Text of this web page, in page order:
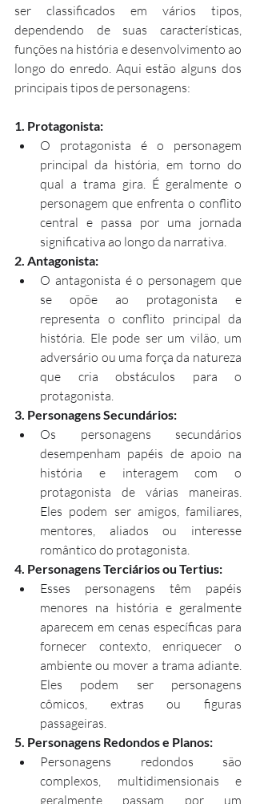
ser classificados em vários tipos,
dependendo de suas características,
funções na história e desenvolvimento ao
longo do enredo. Aqui estão alguns dos
principais tipos de personagens:
1. Protagonista:
O protagonista é o personagem
principal da história, em torno do
qual a trama gira. É geralmente o
personagem que enfrenta o conflito
central e passa por uma jornada
significativa ao longo da narrativa.
2. Antagonista:
O antagonista é o personagem que
se opõe ao protagonista e
representa o conflito principal da
história. Ele pode ser um vilão, um
adversário ou uma força da natureza
que cria obstáculos para o
protagonista.
3. Personagens Secundários:
Os personagens secundários
desempenham papéis de apoio na
história e interagem com o
protagonista de várias maneiras.
Eles podem ser amigos, familiares,
mentores, aliados ou interesse
romântico do protagonista.
4. Personagens Terciários ou Tertius:
Esses personagens têm papéis
menores na história e geralmente
aparecem em cenas específicas para
fornecer contexto, enriquecer o
ambiente ou mover a trama adiante.
Eles podem ser personagens
cômicos, extras ou figuras
passageiras.
5. Personagens Redondos e Planos:
Personagens redondos são
complexos, multidimensionais e
geralmente passam por um